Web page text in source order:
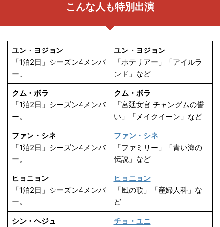
こんな人も特別出演
ユン・ヨジョン
「1泊2日」シーズン4メンバ
ー。
ユン・ヨジョン
「ホテリアー」「アイルラ
ンド」など
クム・ボラ
「1泊2日」シーズン4メンバ
ー。
クム・ボラ
「宮廷女官 チャングムの誓
い」「メイクイーン」など
ファン・シネ
「1泊2日」シーズン4メンバ
ー。
ファン・シネ
「ファミリー」「青い海の
伝説」など
ヒョニョン
「1泊2日」シーズン4メンバ
ー。
ヒョニョン
「風の歌」「産婦人科」な
ど
シン・ヘジュ
チョ・ユニ